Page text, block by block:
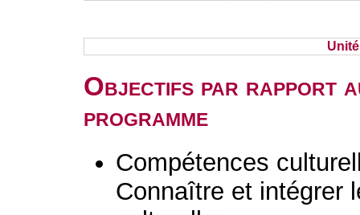
Objectifs par rapport
programme
Compétences
Connaître et intégrer